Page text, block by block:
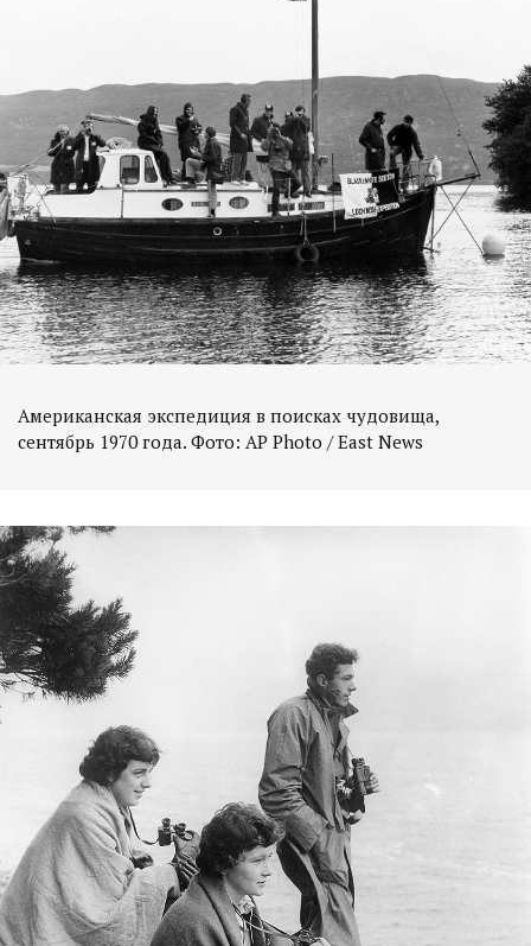
Американская экспедиция в поисках чудовища,